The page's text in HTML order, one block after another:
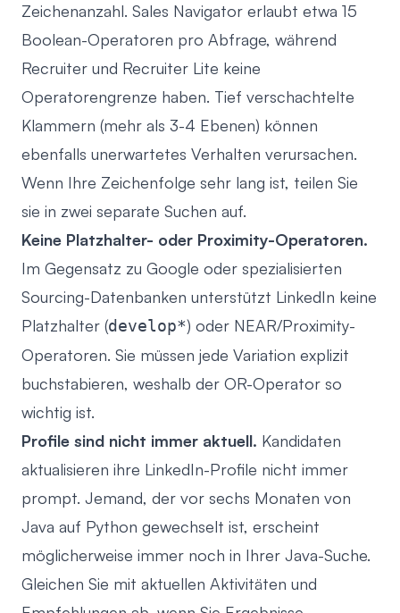
Zeichenanzahl. Sales Navigator erlaubt etwa 15
Boolean-Operatoren pro Abfrage, während
Recruiter und Recruiter Lite keine
Operatorengrenze haben. Tief verschachtelte
Klammern (mehr als 3-4 Ebenen) können
ebenfalls unerwartetes Verhalten verursachen.
Wenn Ihre Zeichenfolge sehr lang ist, teilen Sie
sie in zwei separate Suchen auf.
Keine Platzhalter- oder Proximity-Operatoren.
Im Gegensatz zu Google oder spezialisierten
Sourcing-Datenbanken unterstützt LinkedIn keine
Platzhalter (develop*) oder NEAR/Proximity-
Operatoren. Sie müssen jede Variation explizit
buchstabieren, weshalb der OR-Operator so
wichtig ist.
Profile sind nicht immer aktuell. Kandidaten
aktualisieren ihre LinkedIn-Profile nicht immer
prompt. Jemand, der vor sechs Monaten von
Java auf Python gewechselt ist, erscheint
möglicherweise immer noch in Ihrer Java-Suche.
Gleichen Sie mit aktuellen Aktivitäten und